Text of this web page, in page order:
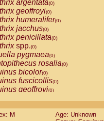
argentata(0)
geoffroyi(0)
humeralifer(0)
jacchus(0)
penicillata(0)
spp.(0)
pygmaea(0)
rosalia(0)
bicolor(0)
fuscicollis(0)
geoffroyi(0)
labiatus(0)
leucopus (0)
M
Age: Unknown